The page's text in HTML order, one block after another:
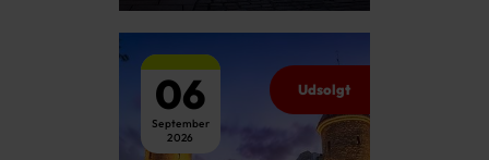
06
September
2026
Udsolgt